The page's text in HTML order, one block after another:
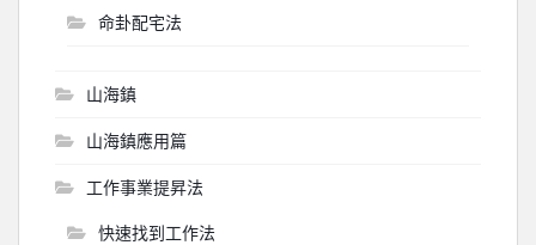
命卦配宅法
山海鎮
山海鎮應用篇
工作事業提昇法
快速找到工作法